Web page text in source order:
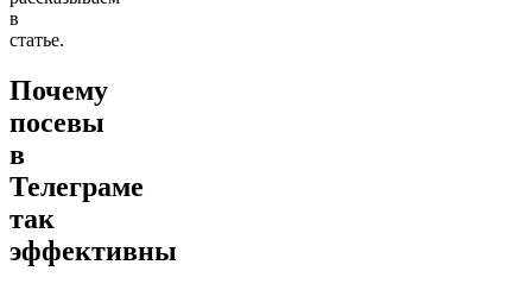
в
статье.
Почему
посевы
в
Телеграме
так
эффективны